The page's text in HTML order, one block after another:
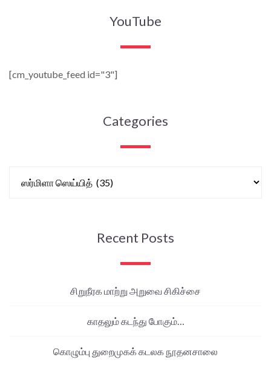
YouTube
[cm_youtube_feed id="3"]
Categories
Recent Posts
சிறுநீரக மாற்று அறுவை சிகிச்சை
காதலும் கடந்து போகும்…
கொழும்பு துறைமுகக் கடலக நூதனசாலை